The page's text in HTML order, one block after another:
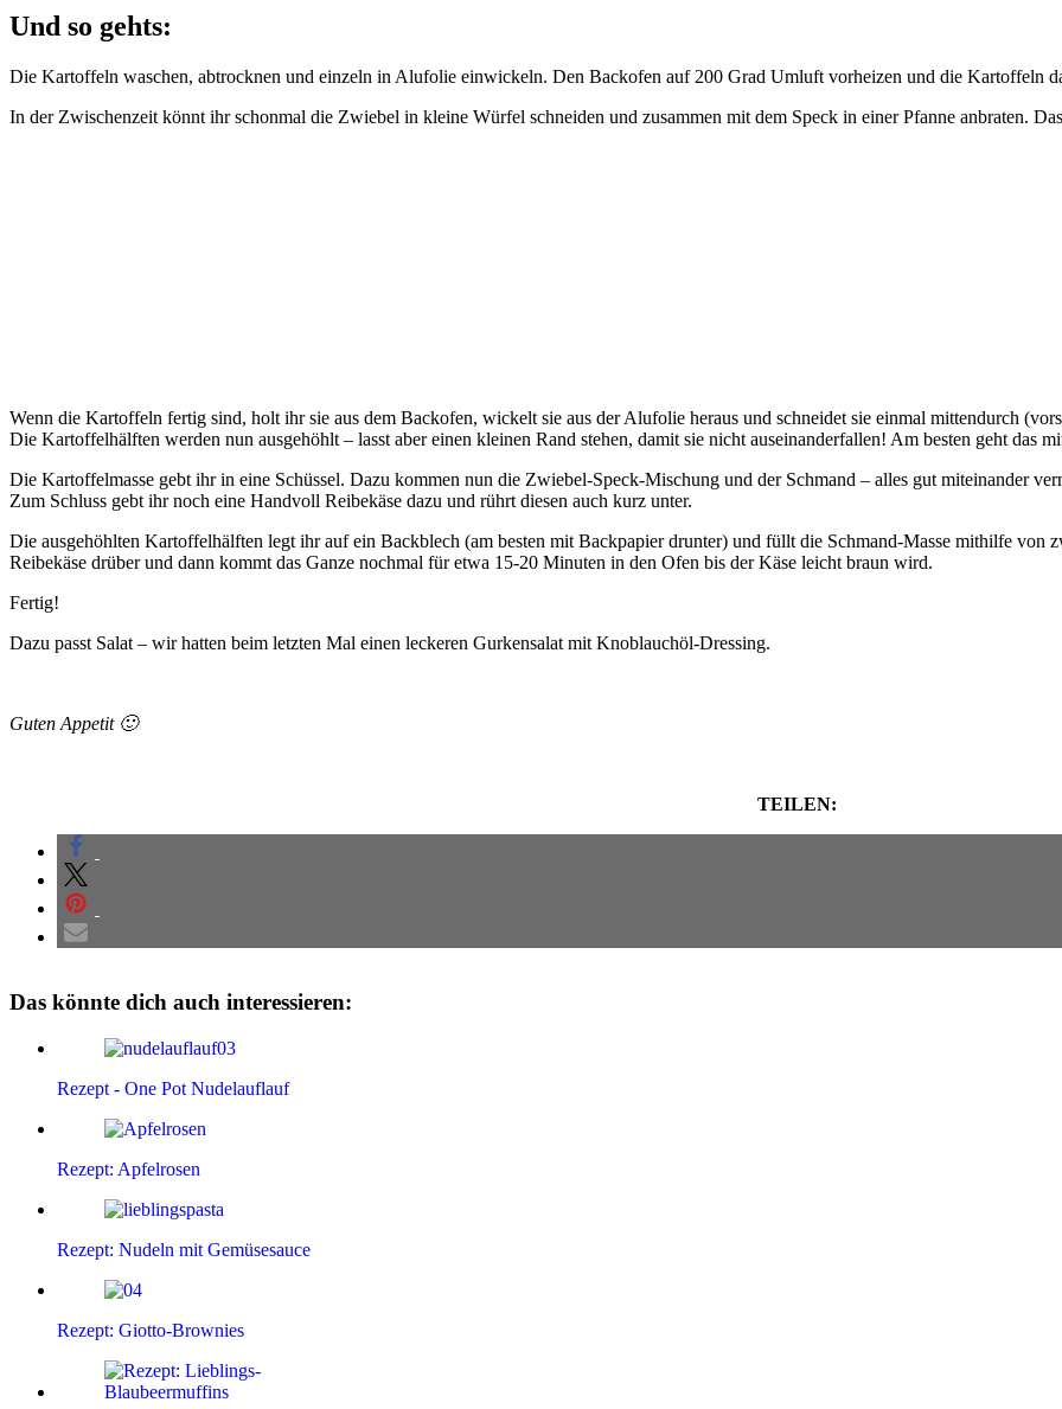
Und so gehts:
Die Kartoffeln waschen, abtrocknen und einzeln in Alufolie einwickeln. Den Backofen auf 200 Grad Umluft vorheizen und die Kartoffeln
In der Zwischenzeit könnt ihr schonmal die Zwiebel in kleine Würfel schneiden und zusammen mit dem Speck in einer Pfanne anbraten.
Wenn die Kartoffeln fertig sind, holt ihr sie aus dem Backofen, wickelt sie aus der Alufolie heraus und schneidet sie einmal mittendurch
Die Kartoffelhälften werden nun ausgehöhlt – lasst aber einen kleinen Rand stehen, damit sie nicht auseinanderfallen! Am besten geht das
Die Kartoffelmasse gebt ihr in eine Schüssel. Dazu kommen nun die Zwiebel-Speck-Mischung und der Schmand – alles gut miteinander
Zum Schluss gebt ihr noch eine Handvoll Reibekäse dazu und rührt diesen auch kurz unter.
Die ausgehöhlten Kartoffelhälften legt ihr auf ein Backblech (am besten mit Backpapier drunter) und füllt die Schmand-Masse mithilfe von
Reibekäse drüber und dann kommt das Ganze nochmal für etwa 15-20 Minuten in den Ofen bis der Käse leicht braun wird.
Fertig!
Dazu passt Salat – wir hatten beim letzten Mal einen leckeren Gurkensalat mit Knoblauchöl-Dressing.
Guten Appetit 🙂
TEILEN:
Das könnte dich auch interessieren:
Rezept - One Pot Nudelauflauf
Rezept: Apfelrosen
Rezept: Nudeln mit Gemüsesauce
Rezept: Giotto-Brownies